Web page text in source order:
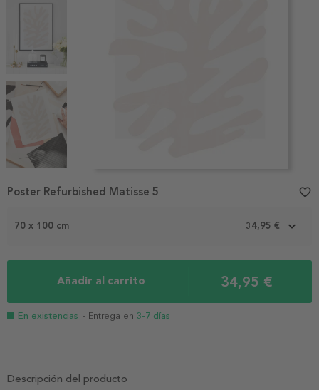
1
3
70 x 100 cm 34,95 €
Añadir al carrito 34,95 €
En existencias - Entrega en 3-7 días
Poster Refurbished Matisse 5 favorite_border
Descripción del producto